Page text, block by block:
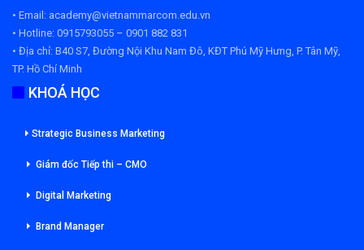
• Email: academy@vietnammarcom.edu.vn
• Hotline: 0915793055 – 0901 882 831
• Địa chỉ: B40 S7, Đường Nội Khu Nam Đô, KĐT Phú Mỹ Hưng, P. Tân Mỹ,
TP. Hồ Chí Minh
KHOÁ HỌC
Strategic Business Marketing
Giám đốc Tiếp thi – CMO
Digital Marketing
Brand Manager